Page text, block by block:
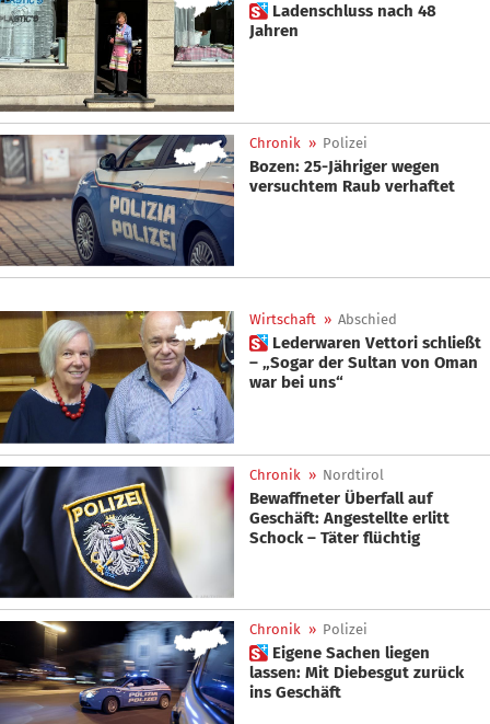
 Ladenschluss nach 48
Jahren
Chronik » Polizei
Bozen: 25-Jähriger wegen
versuchtem Raub verhaftet
Wirtschaft » Abschied
 Lederwaren Vettori schließt
– „Sogar der Sultan von Oman
war bei uns“
Chronik » Nordtirol
Bewaffneter Überfall auf
Geschäft: Angestellte erlitt
Schock – Täter flüchtig
Chronik » Polizei
 Eigene Sachen liegen
lassen: Mit Diebesgut zurück
ins Geschäft